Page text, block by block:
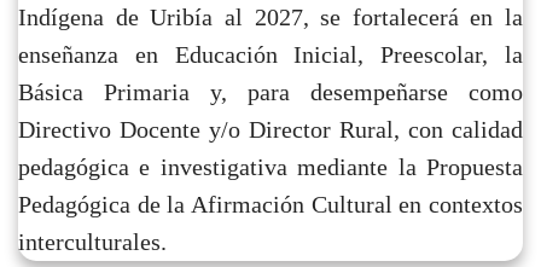
Indígena de Uribía al 2027, se fortalecerá en la
enseñanza en Educación Inicial, Preescolar, la
Básica Primaria y, para desempeñarse como
Directivo Docente y/o Director Rural, con calidad
pedagógica e investigativa mediante la Propuesta
Pedagógica de la Afirmación Cultural en contextos
interculturales.